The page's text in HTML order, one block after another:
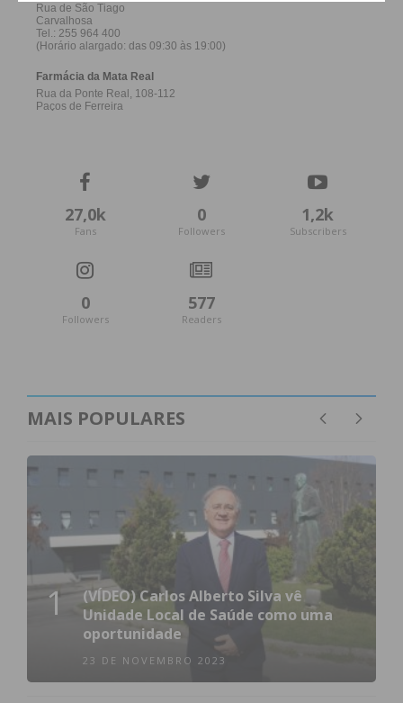
27,0k
Fans
0
Followers
1,2k
Subscribers
0
Followers
577
Readers
MAIS POPULARES
1
(VÍDEO) Carlos Alberto Silva vê
Unidade Local de Saúde como uma
oportunidade
23 DE NOVEMBRO 2023